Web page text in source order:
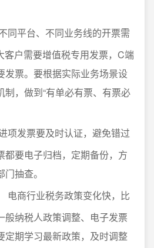
同平台、不同业务线的开票需
客户需要增值税专用发票，C端
发票。要根据实际业务场景设
制，做到“有单必有票、有票必
项发票要及时认证，避免错过
都要电子归档，定期备份，方
抽查。
电商行业税务政策变化快，比
般纳税人政策调整、电子发票
定期学习最新政策，及时调整